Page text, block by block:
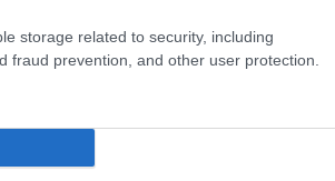
storage related to security, including
fraud prevention, and other user protection.
office-ok szerepe szintén nő:
adminisztrálnak, hanem